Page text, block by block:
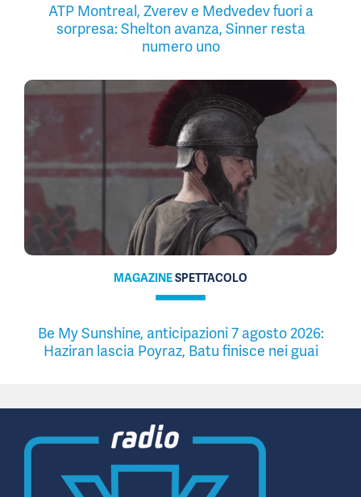
ATP Montreal, Zverev e Medvedev fuori a
sorpresa: Shelton avanza, Sinner resta
numero uno
MAGAZINESPETTACOLO
Be My Sunshine, anticipazioni 7 agosto 2026:
Haziran lascia Poyraz, Batu finisce nei guai